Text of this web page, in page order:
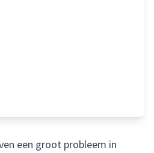
een groot probleem in